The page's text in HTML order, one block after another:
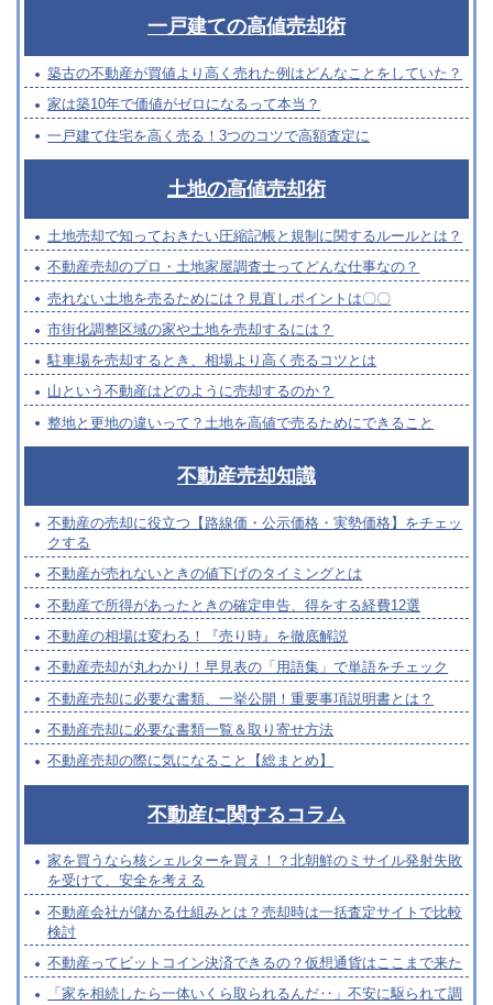
一戸建ての高値売却術
築古の不動産が買値より高く売れた例はどんなことをしていた？
家は築10年で価値がゼロになるって本当？
一戸建て住宅を高く売る！3つのコツで高額査定に
土地の高値売却術
土地売却で知っておきたい圧縮記帳と規制に関するルールとは？
不動産売却のプロ・土地家屋調査士ってどんな仕事なの？
売れない土地を売るためには？見直しポイントは〇〇
市街化調整区域の家や土地を売却するには？
駐車場を売却するとき、相場より高く売るコツとは
山という不動産はどのように売却するのか？
整地と更地の違いって？土地を高値で売るためにできること
不動産売却知識
不動産の売却に役立つ【路線価・公示価格・実勢価格】をチェッ
クする
不動産が売れないときの値下げのタイミングとは
不動産で所得があったときの確定申告、得をする経費12選
不動産の相場は変わる！『売り時』を徹底解説
不動産売却が丸わかり！早見表の「用語集」で単語をチェック
不動産売却に必要な書類、一挙公開！重要事項説明書とは？
不動産売却に必要な書類一覧＆取り寄せ方法
不動産売却の際に気になること【総まとめ】
不動産に関するコラム
家を買うなら核シェルターを買え！？北朝鮮のミサイル発射失敗
を受けて、安全を考える
不動産会社が儲かる仕組みとは？売却時は一括査定サイトで比較
検討
不動産ってビットコイン決済できるの？仮想通貨はここまで来た
「家を相続したら一体いくら取られるんだ‥」不安に駆られて調